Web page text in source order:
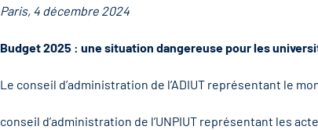
Paris, 4 décembre 2024
Budget 2025 : une situation dangereuse pour les
Le conseil d’administration de l’ADIUT représentant le
conseil d’administration de l’UNPIUT représentant les